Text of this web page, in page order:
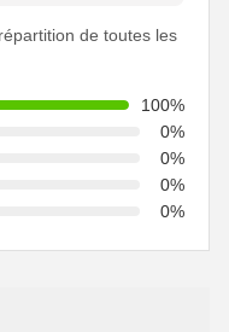
de toutes les
100%
0%
0%
0%
0%